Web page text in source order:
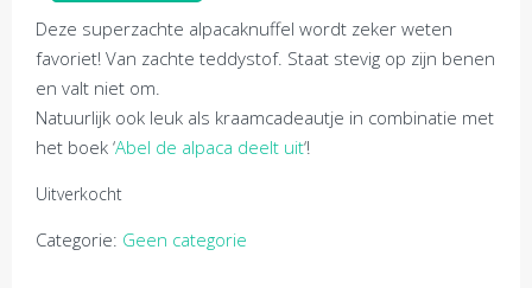
Deze superzachte alpacaknuffel wordt zeker weten
favoriet! Van zachte teddystof. Staat stevig op zijn benen
en valt niet om.
Natuurlijk ook leuk als kraamcadeautje in combinatie met
het boek ‘Abel de alpaca deelt uit‘!
Uitverkocht
Categorie: Geen categorie